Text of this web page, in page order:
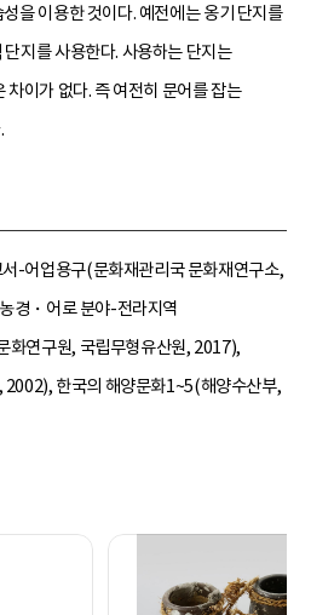
을 이용한 것이다. 예전에는 옹기 단지를
지를 사용한다. 사용하는 단지는
이가 없다. 즉 여전히 문어를 잡는
-어업용구(문화재관리국 문화재연구소,
경・어로 분야-전라지역
화연구원, 국립무형유산원, 2017),
한국의 해양문화1~5(해양수산부,